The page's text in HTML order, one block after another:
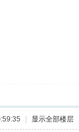
显示全部楼层